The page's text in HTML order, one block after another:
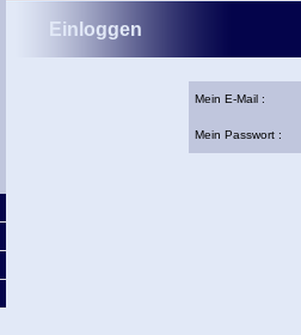
Einloggen
Mein E-Mail :
Mein Passwort :